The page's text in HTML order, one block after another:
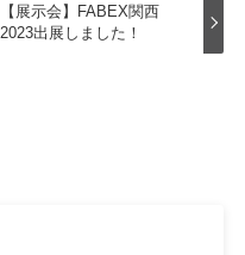
【展示会】FABEX関西
2023出展しました！